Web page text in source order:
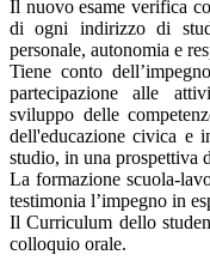
Il nuovo esame verifica
di ogni indirizzo di
personale, autonomia e
Tiene conto
partecipazione alle
sviluppo delle
dell'educazione civica e
studio, in una prospettiva
La formazione scuola-
testimonia l’impegno in
Il Curriculum dello
colloquio orale.